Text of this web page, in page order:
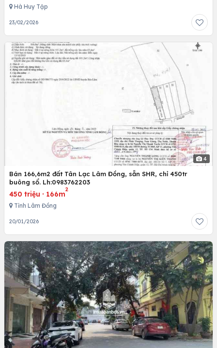
Hà Huy Tập
23/02/2026
4
Bán 166,6m2 đất Tân Lạc Lâm Đồng, sẵn SHR, chỉ 450tr
buông sổ. Lh:0983762203
450 triệu · 166m
2
Tỉnh Lâm Đồng
20/01/2026